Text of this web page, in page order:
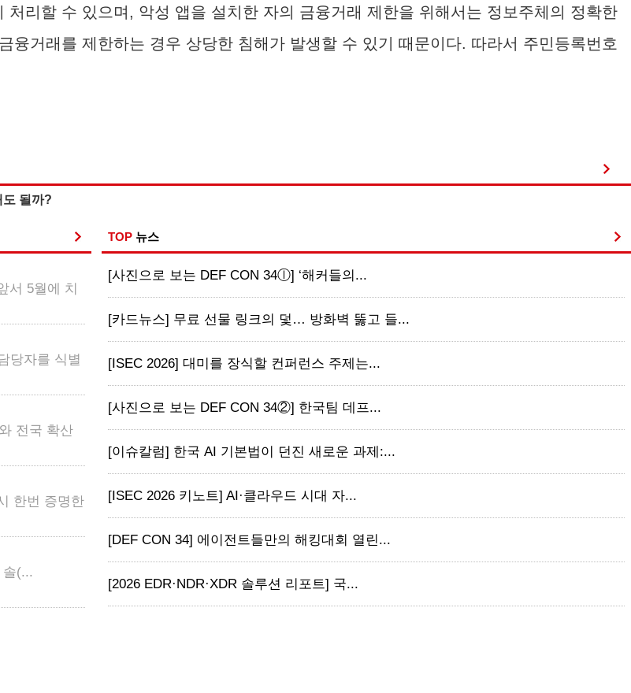
리할 수 있으며, 악성 앱을 설치한 자의 금융거래 제한을 위해서는 정보주체의 정확한
융거래를 제한하는 경우 상당한 침해가 발생할 수 있기 때문이다. 따라서 주민등록번호
도 될까?
서 5월에 치
당자를 식별
전국 확산
한번 증명한
(...
TOP 뉴스
[사진으로 보는 DEF CON 34ⓛ] ‘해커들의...
[카드뉴스] 무료 선물 링크의 덫… 방화벽 뚫고 들...
[ISEC 2026] 대미를 장식할 컨퍼런스 주제는...
[사진으로 보는 DEF CON 34②] 한국팀 데프...
[이슈칼럼] 한국 AI 기본법이 던진 새로운 과제:...
[ISEC 2026 키노트] AI·클라우드 시대 자...
[DEF CON 34] 에이전트들만의 해킹대회 열린...
[2026 EDR·NDR·XDR 솔루션 리포트] 국...